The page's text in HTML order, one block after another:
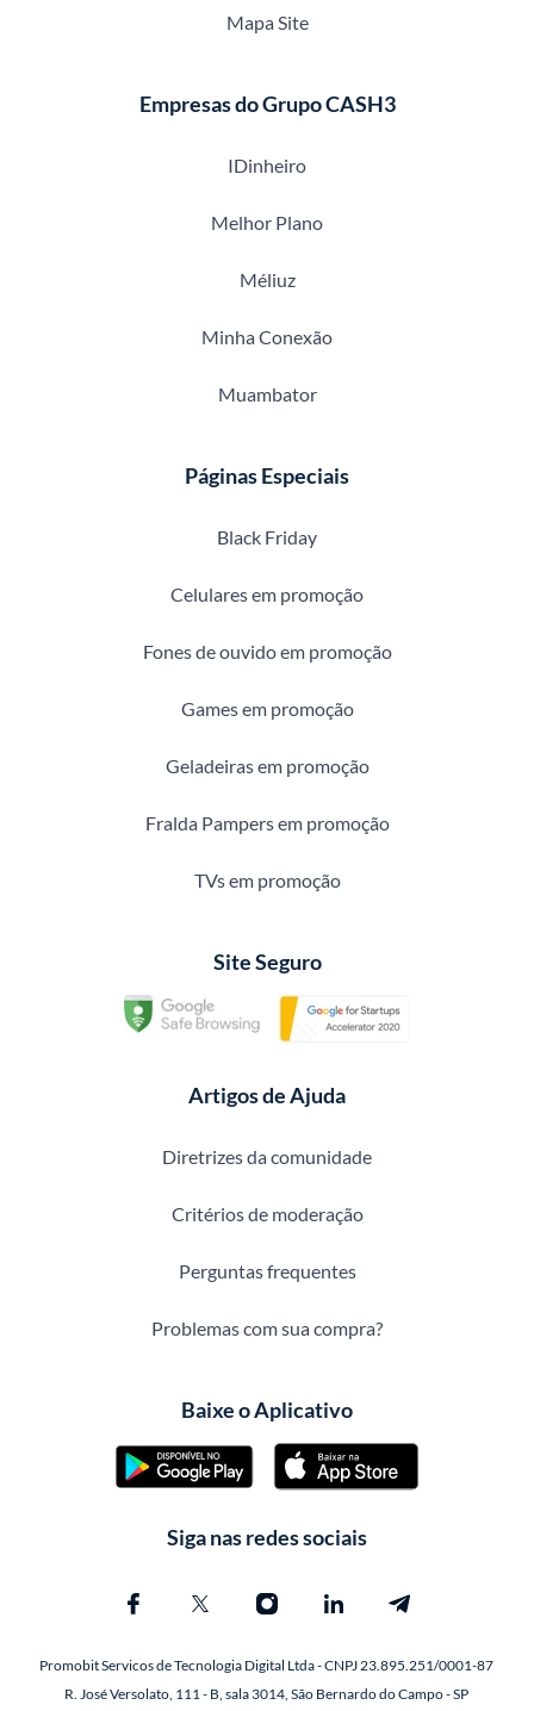
Mapa Site
Empresas do Grupo CASH3
IDinheiro
Melhor Plano
Méliuz
Minha Conexão
Muambator
Páginas Especiais
Black Friday
Celulares em promoção
Fones de ouvido em promoção
Games em promoção
Geladeiras em promoção
Fralda Pampers em promoção
TVs em promoção
Site Seguro
Artigos de Ajuda
Diretrizes da comunidade
Critérios de moderação
Perguntas frequentes
Problemas com sua compra?
Baixe o Aplicativo
Siga nas redes sociais
Promobit Servicos de Tecnologia Digital Ltda - CNPJ 23.895.251/0001-87
R. José Versolato, 111 - B, sala 3014, São Bernardo do Campo - SP